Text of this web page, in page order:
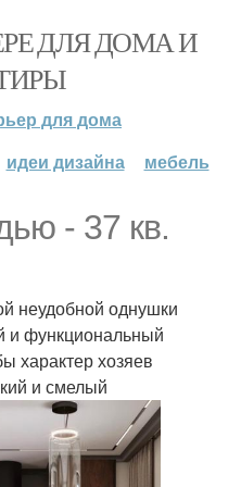
ДЛЯ ДОМА И
для дома
идеи дизайна мебель
- 37 кв.
неудобной однушки
и функциональный
характер хозяев
и смелый